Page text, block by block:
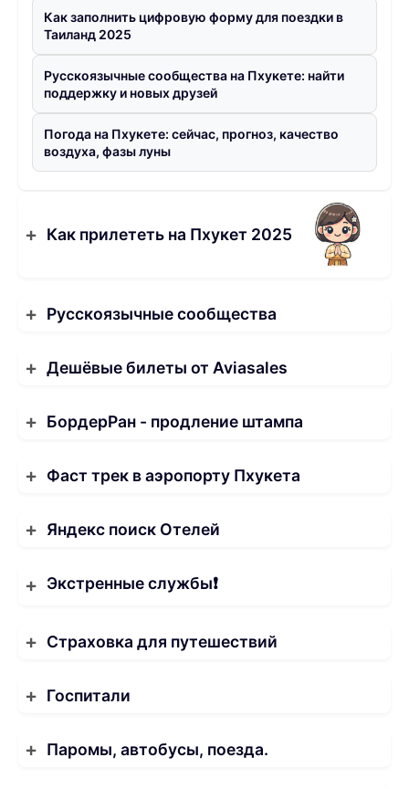
Как заполнить цифровую форму для поездки в
Таиланд 2025
Русскоязычные сообщества на Пхукете: найти
поддержку и новых друзей
Погода на Пхукете: сейчас, прогноз, качество
воздуха, фазы луны
Как прилететь на Пхукет 2025
Русскоязычные сообщества
Дешёвые билеты от Aviasales
БордерРан - продление штампа
Фаст трек в аэропорту Пхукета
Яндекс поиск Отелей
Экстренные службы❗️
Страховка для путешествий
Госпитали
Паромы, автобусы, поезда.